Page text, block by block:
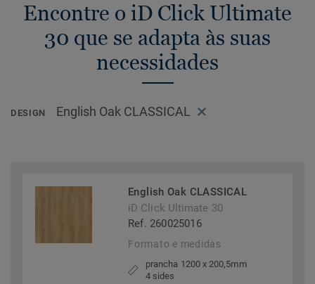
Encontre o iD Click Ultimate
30 que se adapta às suas
necessidades
DESIGN English Oak CLASSICAL
English Oak CLASSICAL
iD Click Ultimate 30
Ref. 260025016
Formato e medidas
prancha 1200 x 200,5mm
4 sides